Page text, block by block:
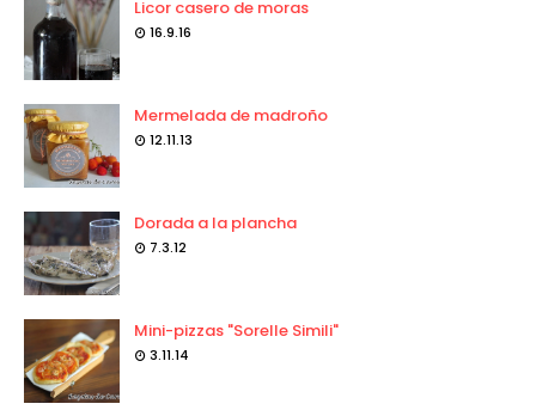
Licor casero de moras
16.9.16
Mermelada de madroño
12.11.13
Dorada a la plancha
7.3.12
Mini-pizzas "Sorelle Simili"
3.11.14